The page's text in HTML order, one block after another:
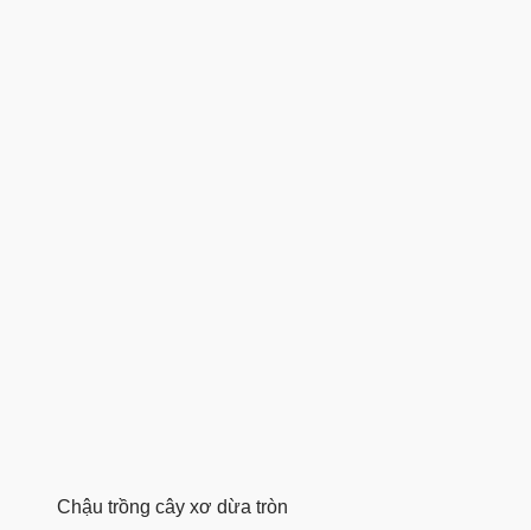
Chậu trồng cây xơ dừa tròn